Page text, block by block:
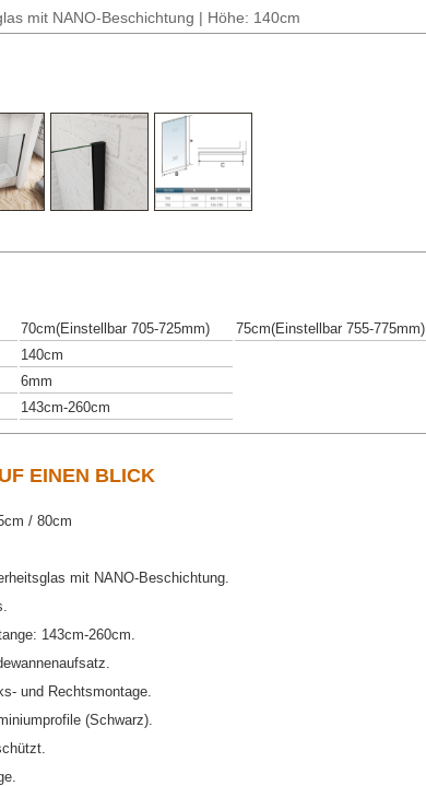
mit NANO-Beschichtung | Höhe: 140cm
70cm(Einstellbar 705-725mm) 75cm(Einstellbar 755-775mm)
140cm
6mm
143cm-260cm
EINEN BLICK
/ 80cm
mit NANO-Beschichtung.
143cm-260cm.
und Rechtsmontage.
(Schwarz).